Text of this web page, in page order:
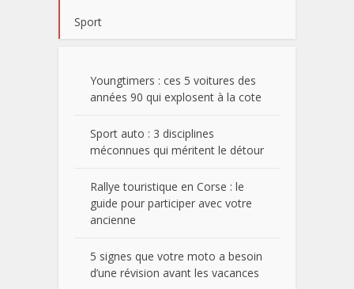
Sport
Youngtimers : ces 5 voitures des
années 90 qui explosent à la cote
Sport auto : 3 disciplines
méconnues qui méritent le détour
Rallye touristique en Corse : le
guide pour participer avec votre
ancienne
5 signes que votre moto a besoin
d’une révision avant les vacances